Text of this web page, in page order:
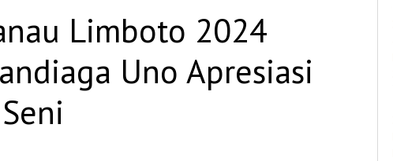
Limboto 2024
Uno Apresiasi